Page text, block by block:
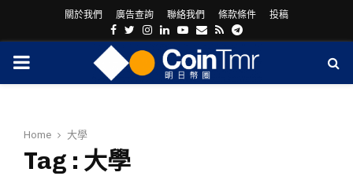
關於我們 廣告查詢 聯絡我們 條款條件 投稿
Facebook
Twitter
Instagram
LinkedinYoutube
Email
RssTelegram
PRIMARY
Home 大學
Tag : 大學